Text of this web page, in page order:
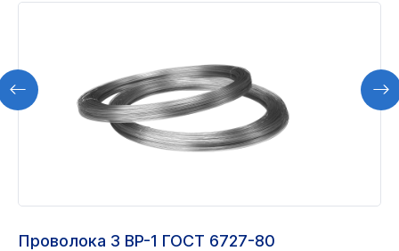
Проволока 3 ВР-1 ГОСТ 6727-80